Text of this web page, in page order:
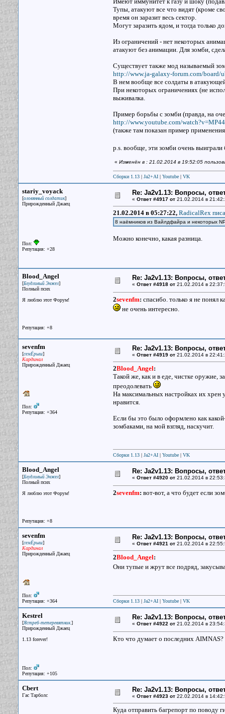
Тупы, атакуют все что видят (кроме
время он заразит весь сектор.
Могут заразить ядом, и тогда только
Из ограничений - нет некоторых
атакуют без анимации. Для зомби,
Существует также мод называемый
http://www.ja-galaxy-forum.com/board/
В нем вообще все солдаты в
При некоторых ограничениях (не
выживалка.
Пример борьбы с зомби (правда, на
http://www.youtube.com/
(также там показан пример
p.s. вообще, эти зомби очень
« Изменён в : 21.02.2014 в 19:52:05
Сборки 1.13| Ja2+AI| Youtube| VK
stariy_voyack
[оловянный солдатик]
Прирожденный Джаец
Пол:
Репутация: +28
Re: Ja2v1.13: Вопросы,
« Ответ #4917 от21.02.2014 в
21.02.2014 в 05:27:22, RadicalRex
8 наёмников из Вайлдфайра и некоторых
Можно конечно, какая разница.
Blood_Angel
[Блудливый Энжел]
Полный псих
Я люблю этот Форум!
Репутация: +8
Re: Ja2v1.13: Вопросы,
« Ответ #4918 от21.02.2014 в
2sevenfm: спасибо. только я не понял
не очень интересно.
sevenfm
[семЁрыш]
Кардинал
Прирожденный Джаец
Пол:
Репутация: +364
Re: Ja2v1.13: Вопросы,
« Ответ #4919 от21.02.2014 в
2Blood_Angel:
Такой же, как и в еде, чистке оружие,
преодолевать
На максимальных настройках их хрен
нравится.
Если бы это было оформлено как
зомбаками, на мой взгляд, наскучит.
Сборки 1.13| Ja2+AI| Youtube| VK
Blood_Angel
[Блудливый Энжел]
Полный псих
Я люблю этот Форум!
Репутация: +8
Re: Ja2v1.13: Вопросы,
« Ответ #4920 от21.02.2014 в
2sevenfm: вот-вот, а что будет если
sevenfm
[семЁрыш]
Кардинал
Прирожденный Джаец
Пол:
Репутация: +364
Re: Ja2v1.13: Вопросы,
« Ответ #4921 от21.02.2014 в
2Blood_Angel:
Они тупые и жрут все подряд,
Сборки 1.13| Ja2+AI| Youtube| VK
Kestrel
[Ястреб-тетеревятник.]
Прирожденный Джаец
1.13 forever!
Пол:
Репутация: +105
Re: Ja2v1.13: Вопросы,
« Ответ #4922 от21.02.2014 в
Кто что думает о последних AIMNAS?
Cbert
Гас Тарболс
Re: Ja2v1.13: Вопросы,
« Ответ #4923 от22.02.2014 в
Куда отправить багрепорт по поводу